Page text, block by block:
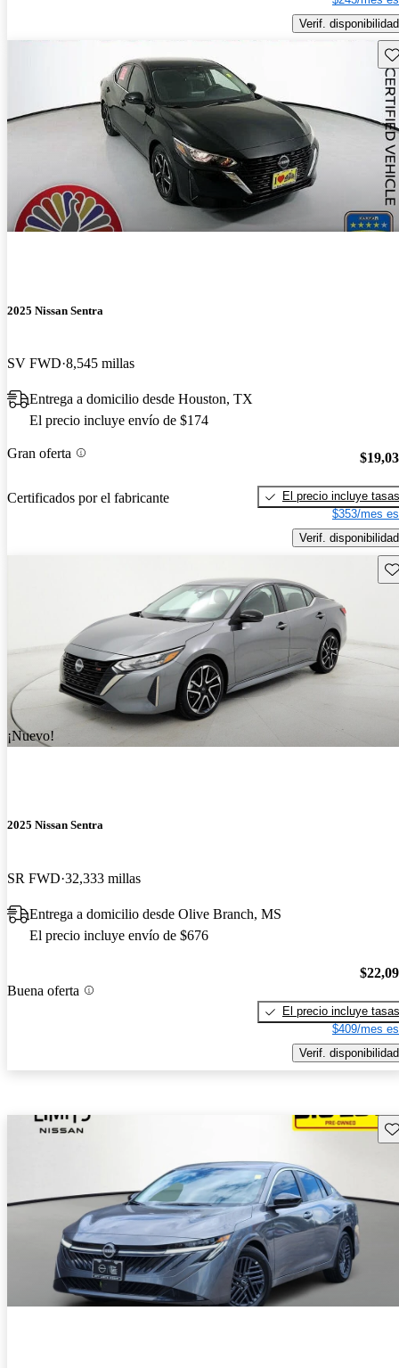
Verif. disponibilidad
2025 Nissan Sentra
SV FWD 8,545 millas
Entrega a domicilio desde Houston, TX
El precio incluye envío de $174
Gran oferta
Certificados por el fabricante
El precio incluye tasas
$353/mes
Verif. disponibilidad
¡Nuevo!
2025 Nissan Sentra
SR FWD 32,333 millas
Entrega a domicilio desde Olive Branch, MS
El precio incluye envío de $676
Buena oferta
El precio incluye tasas
$409/mes
Verif. disponibilidad